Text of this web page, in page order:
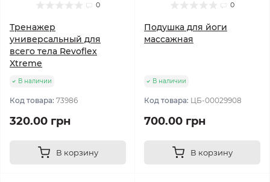
0
Тренажер
универсальный для
всего тела Revoflex
Xtreme
В наличии
Код товара: 73986
320.00 грн
В корзину
0
Подушка для йоги
массажная
В наличии
Код товара: ЦБ-00029908
700.00 грн
В корзину